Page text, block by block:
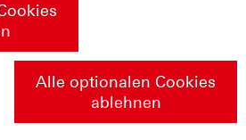
Alle optionalen Cookies
ablehnen